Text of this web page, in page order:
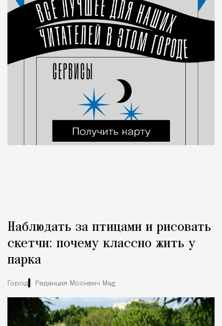
Наблюдать за птицами и рисовать
скетчи: почему классно жить у
парка
Город Редакция Москвич Mag